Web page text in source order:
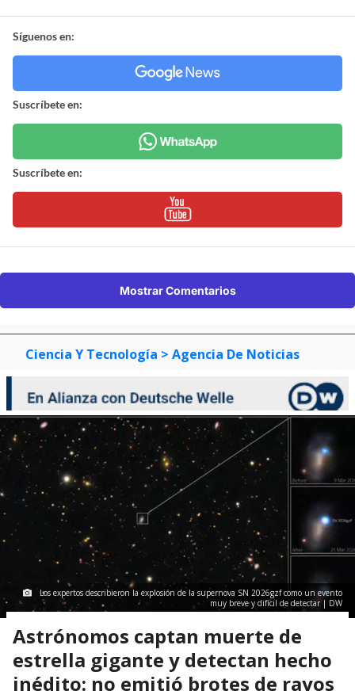
Síguenos en:
Suscríbete en:
Suscríbete en:
Mostrar Comentarios
Ciencia Y Tecnología > Agencia De Noticias
Los expertos describieron la explosión de la supernova SN 2026gzf como un evento
muy breve y difícil de detectar | DW
Astrónomos captan muerte de
estrella gigante y detectan hecho
inédito: no emitió brotes de rayos